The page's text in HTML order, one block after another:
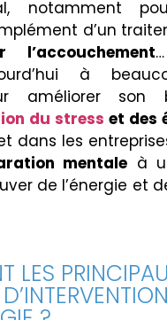
notamment
d’un
l’accouchement
à
améliorer son
du stress et des
dans les
mentale à
de l’énergie et
LES